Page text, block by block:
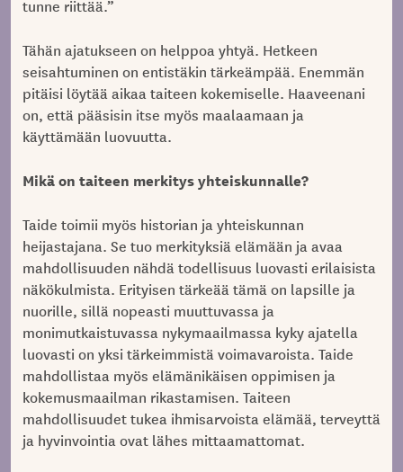
tunne riittää.”
Tähän ajatukseen on helppoa yhtyä. Hetkeen
seisahtuminen on entistäkin tärkeämpää. Enemmän
pitäisi löytää aikaa taiteen kokemiselle. Haaveenani
on, että pääsisin itse myös maalaamaan ja
käyttämään luovuutta.
Mikä on taiteen merkitys yhteiskunnalle?
Taide toimii myös historian ja yhteiskunnan
heijastajana. Se tuo merkityksiä elämään ja avaa
mahdollisuuden nähdä todellisuus luovasti erilaisista
näkökulmista. Erityisen tärkeää tämä on lapsille ja
nuorille, sillä nopeasti muuttuvassa ja
monimutkaistuvassa nykymaailmassa kyky ajatella
luovasti on yksi tärkeimmistä voimavaroista. Taide
mahdollistaa myös elämänikäisen oppimisen ja
kokemusmaailman rikastamisen. Taiteen
mahdollisuudet tukea ihmisarvoista elämää, terveyttä
ja hyvinvointia ovat lähes mittaamattomat.